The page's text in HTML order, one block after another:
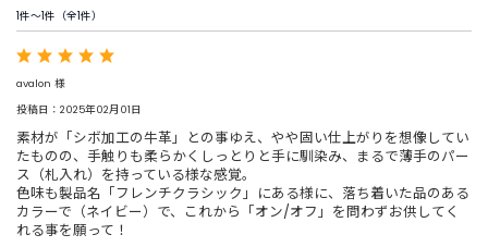
C
A
T
E
G
O
R
Y
カ
テ
ゴ
1件～1件（全1件）
avalon 様
投稿日：2025年02月01日
素材が「シボ加工の牛革」との事ゆえ、やや固い仕上がりを想像してい
たものの、手触りも柔らかくしっとりと手に馴染み、まるで薄手のパー
ス（札入れ）を持っている様な感覚。
色味も製品名「フレンチクラシック」にある様に、落ち着いた品のある
カラーで（ネイビー）で、これから「オン/オフ」を問わずお供してく
れる事を願って！